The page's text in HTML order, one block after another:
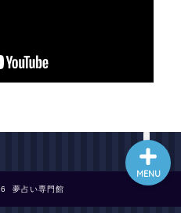
夢占い専門館
MENU
最新記事動画